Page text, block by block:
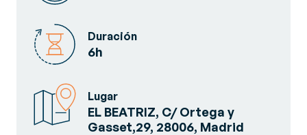
Duración
6h
Lugar
EL BEATRIZ, C/ Ortega y
Gasset,29, 28006, Madrid